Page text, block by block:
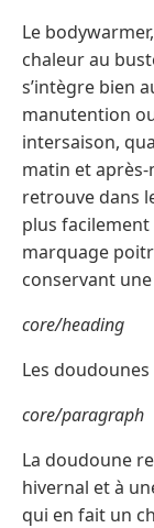
Le
chaleur au
s’intègre bien
manutention
intersaison,
matin et après-
retrouve dans
plus facilement
marquage
conservant
core/heading
Les doudounes
core/paragraph
La doudoune
hivernal et à
qui en fait un